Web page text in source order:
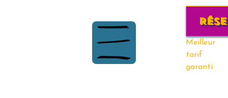
Meilleur
tarif
garanti